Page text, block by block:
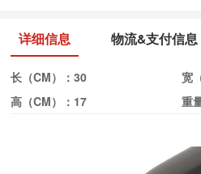
详细信息 物流&支付信息
长（CM）：30 宽
高（CM）： 17 重